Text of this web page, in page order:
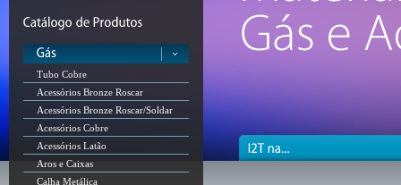
Tubo Cobre
Acessórios Bronze Roscar
Acessórios Bronze Roscar/Soldar
Acessórios Cobre
Acessórios Latão
Aros e Caixas
Calha Metálica